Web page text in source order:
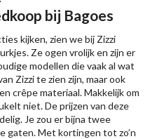
bij Bagoes
kijken, zien we bij Zizzi
Ze ogen vrolijk en zijn er
modellen die vaak al wat
Zizzi te zien zijn, maar ook
crêpe materiaal. Makkelijk om
niet. De prijzen van deze
Je zou er bijna twee
gaten. Met kortingen tot zo’n